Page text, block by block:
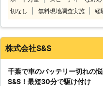
ッ
応
点
決しま
費
よ
り
切なし
無料現地調査実施 経
株式会社S&S
千葉で車のバッテリー切れの
S&S！最短30分で駆け付け